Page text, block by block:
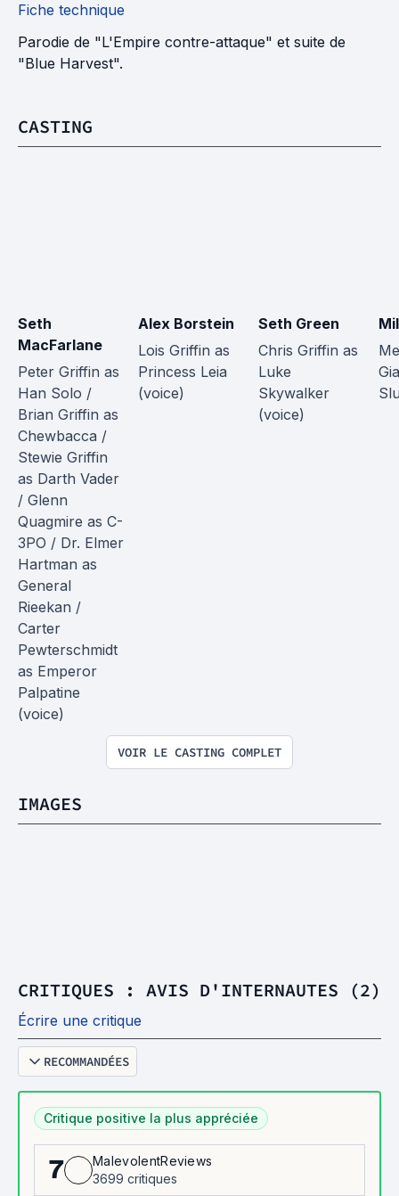
Fiche technique
Parodie de "L'Empire contre-attaque" et suite de
"Blue Harvest".
CASTING
Seth
MacFarlane
Peter Griffin as
Han Solo /
Brian Griffin as
Chewbacca /
Stewie Griffin
as Darth Vader
/ Glenn
Quagmire as C-
3PO / Dr. Elmer
Hartman as
General
Rieekan /
Carter
Pewterschmidt
as Emperor
Palpatine
(voice)
Alex Borstein
Lois Griffin as
Princess Leia
(voice)
Seth Green
Chris Griffin as
Luke
Skywalker
(voice)
VOIR LE CASTING COMPLET
IMAGES
CRITIQUES : AVIS D'INTERNAUTES (2)
Écrire une critique
RECOMMANDÉES
Critique positive la plus appréciée
7
MalevolentReviews
3699 critiques